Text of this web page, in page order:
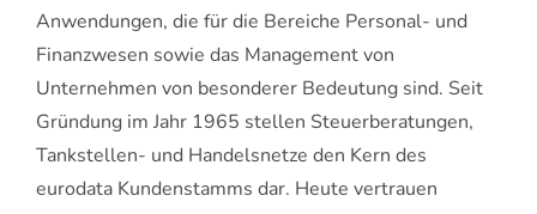
Anwendungen, die für die Bereiche Personal- und
Finanzwesen sowie das Management von
Unternehmen von besonderer Bedeutung sind. Seit
Gründung im Jahr 1965 stellen Steuerberatungen,
Tankstellen- und Handelsnetze den Kern des
eurodata Kundenstamms dar. Heute vertrauen